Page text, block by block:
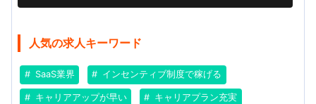
人気の求人キーワード
SaaS業界 インセンティブ制度で稼げる
キャリアアップが早い キャリアプラン充実